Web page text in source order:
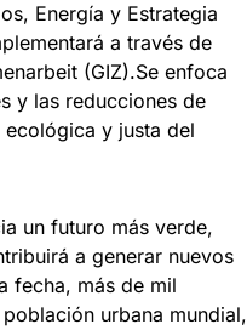
Energía y Estrategia
a través de
(GIZ).Se enfoca
y las reducciones de
y justa del
un futuro más verde,
a generar nuevos
fecha, más de mil
urbana mundial,